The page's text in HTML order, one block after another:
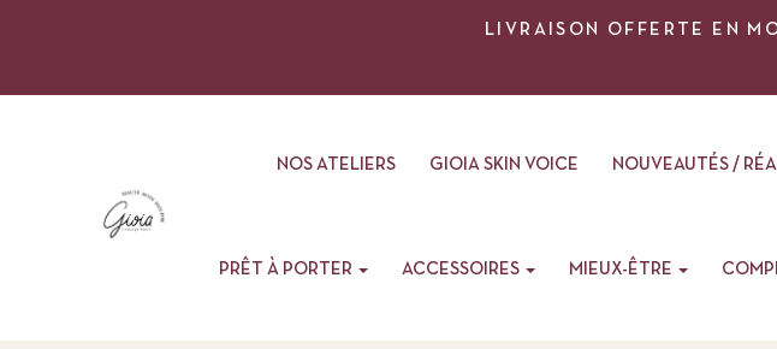
LIVRAISON OFFERTE EN
NOS ATELIERS GIOIA SKIN VOICE NOUVEAUTÉS /
PRÊT À PORTER ACCESSOIRES MIEUX-ÊTRE